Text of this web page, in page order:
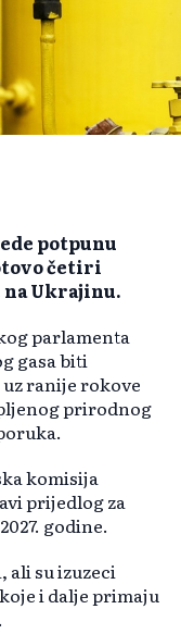
potpunu
četiri
na Ukrajinu.
parlamenta
gasa biti
uz ranije rokove
prirodnog
komisija
prijedlog za
godine.
ali su izuzeci
i dalje primaju